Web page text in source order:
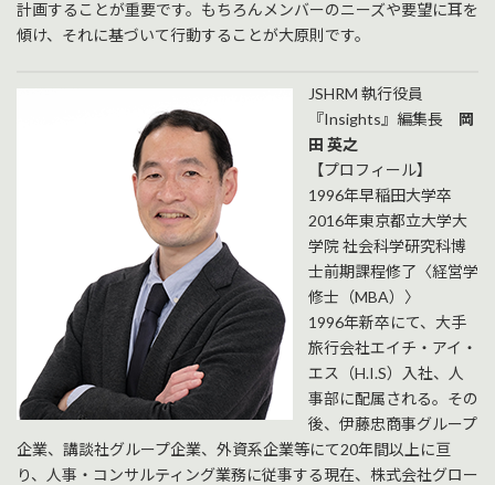
計画することが重要です。もちろんメンバーのニーズや要望に耳を
傾け、それに基づいて行動することが大原則です。
JSHRM 執行役員
『Insights』編集長 岡
田 英之
【プロフィール】
1996年早稲田大学卒
2016年東京都立大学大
学院 社会科学研究科博
士前期課程修了〈経営学
修士（MBA）〉
1996年新卒にて、大手
旅行会社エイチ・アイ・
エス（H.I.S）入社、人
事部に配属される。その
後、伊藤忠商事グループ
企業、講談社グループ企業、外資系企業等にて20年間以上に亘
り、人事・コンサルティング業務に従事する現在、株式会社グロー